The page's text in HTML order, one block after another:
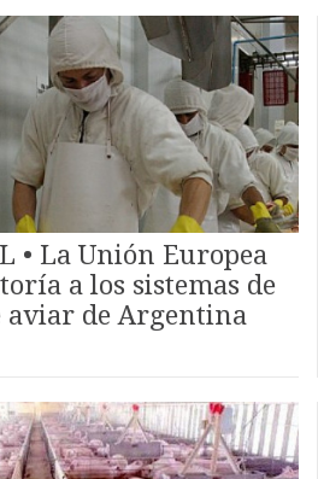
• La Unión Europea
a los sistemas de
aviar de Argentina